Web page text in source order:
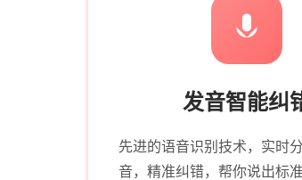
发音智能纠
先进的语音识别技术，实时
音，精准纠错，帮你说出标